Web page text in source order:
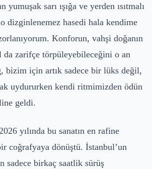
yumuşak sarı ışığa ve yerden ısıtmalı
dizginlenemez hasedi hala kendime
Konforun, vahşi doğanın
da zarifçe törpüleyebileceğini o an
bizim için artık sadece bir lüks değil,
uydururken kendi ritmimizden ödün
geldi.
yılında bu sanatın en rafine
coğrafyaya dönüştü. İstanbul’un
sadece birkaç saatlik sürüş